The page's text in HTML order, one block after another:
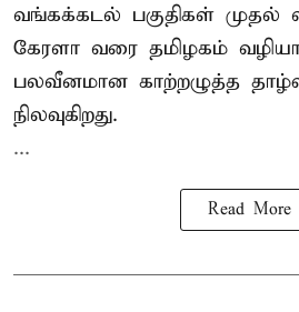
வங்கக்கடல் பகுதிகள் முதல்
கேரளா வரை தமிழகம்
பலவீனமான காற்றழுத்த
நிலவுகிறது.
...
Read More